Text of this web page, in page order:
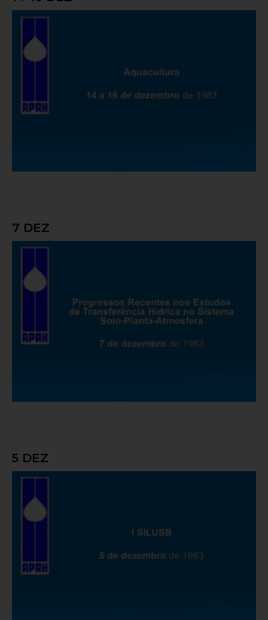
Transferência Hídrica no Sistema Solo-
Planta-Atmosfera
7 DEZ
Estudo da Alimentação em Água das
Culturas
5 DEZ